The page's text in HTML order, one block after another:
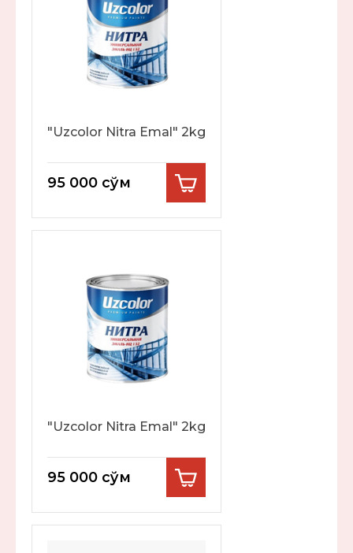
"Uzcolor Nitra Emal" 2kg
95 000 сўм
"Uzcolor Nitra Emal" 2kg
95 000 сўм